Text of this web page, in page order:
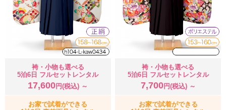
袴・小物も選べる
5泊6日 フルセットレンタル
17,600円(税込) ～
お家で試着ができる
袴・小物も選べる
5泊6日 フルセットレンタル
7,700円(税込) ～
お家で試着ができる